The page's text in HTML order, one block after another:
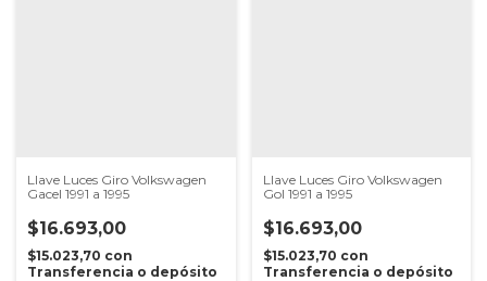
Llave Luces Giro Volkswagen
Gacel 1991 a 1995
$16.693,00
$15.023,70 con
Transferencia o depósito
Llave Luces Giro Volkswagen
Gol 1991 a 1995
$16.693,00
$15.023,70 con
Transferencia o depósito